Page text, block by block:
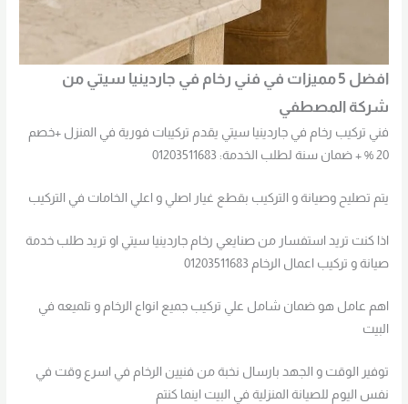
افضل 5 مميزات في فني رخام في جاردينيا سيتي من
شركة المصطفي
فني تركيب رخام في جاردينيا سيتي يقدم تركيبات فورية في المنزل +خصم
20 % + ضمان سنة لطلب الخدمة: 01203511683
يتم تصليح وصيانة و التركيب بقطع غيار اصلي و اعلي الخامات في التركيب
اذا كنت تريد استفسار من صنايعي رخام جاردينيا سيتي او تريد طلب خدمة
صيانة و تركيب اعمال الرخام 01203511683
اهم عامل هو ضمان شامل علي تركيب جميع انواع الرخام و تلميعه في
البيت
توفير الوقت و الجهد بارسال نخبة من فنيين الرخام في اسرع وقت في
نفس اليوم للصيانة المنزلية في البيت اينما كنتم